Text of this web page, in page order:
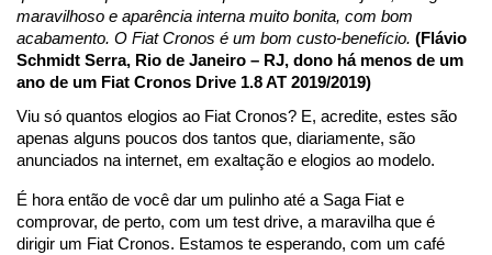
maravilhoso e aparência interna muito bonita, com bom
acabamento. O Fiat Cronos é um bom custo-benefício. (Flávio
Schmidt Serra, Rio de Janeiro – RJ, dono há menos de um
ano de um Fiat Cronos Drive 1.8 AT 2019/2019)
Viu só quantos elogios ao Fiat Cronos? E, acredite, estes são
apenas alguns poucos dos tantos que, diariamente, são
anunciados na internet, em exaltação e elogios ao modelo.
É hora então de você dar um pulinho até a Saga Fiat e
comprovar, de perto, com um test drive, a maravilha que é
dirigir um Fiat Cronos. Estamos te esperando, com um café